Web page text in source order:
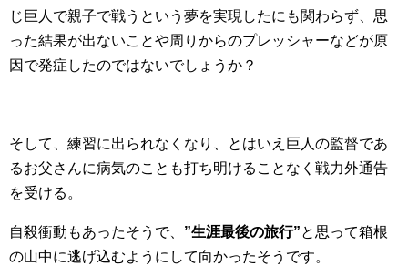
じ巨人で親子で戦うという夢を実現したにも関わらず、思
った結果が出ないことや周りからのプレッシャーなどが原
因で発症したのではないでしょうか？
そして、練習に出られなくなり、とはいえ巨人の監督であ
るお父さんに病気のことも打ち明けることなく戦力外通告
を受ける。
自殺衝動もあったそうで、 ”生涯最後の旅行”と思って箱根
の山中に逃げ込むようにして向かったそうです。